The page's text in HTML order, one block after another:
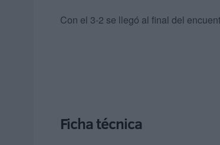
Con el 3-2 se llegó al final del
Ficha técnica